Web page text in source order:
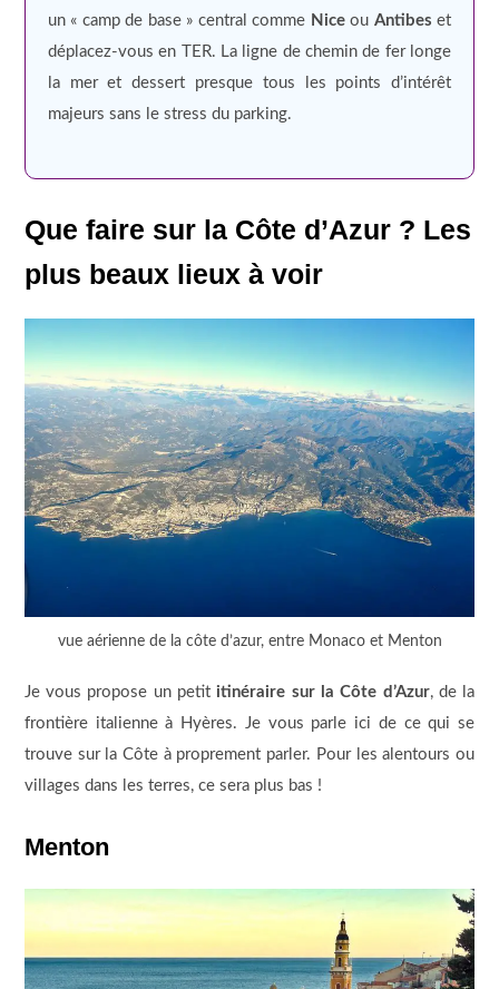
un « camp de base » central comme Niceou Antibes et
déplacez-vous en TER. La ligne de chemin de fer longe
la mer et dessert presque tous les points d’intérêt
majeurs sans le stress du parking.
Que faire sur la Côte d’Azur ? Les
plus beaux lieux à voir
vue aérienne de la côte d’azur, entre Monaco et Menton
Je vous propose un petititinéraire sur la Côte d’Azur, de la
frontière italienne à Hyères. Je vous parle ici de ce qui se
trouve sur la Côte à proprement parler. Pour les alentours ou
villages dans les terres, ce sera plus bas !
Menton